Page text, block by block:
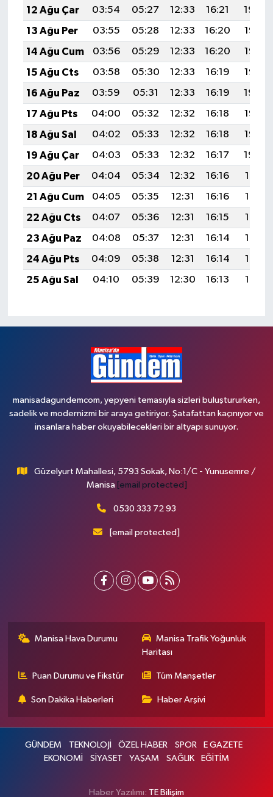
12 Ağu Çar
03:54 05:27 12:33 16:21
19:29
13 Ağu Per
03:55 05:28 12:33 16:20
19:28
14 Ağu Cum
03:56 05:29 12:33 16:20
19:27
15 Ağu Cts
03:58 05:30 12:33 16:19
19:26
16 Ağu Paz
03:59 05:31 12:33 16:19
19:24
17 Ağu Pts
04:00 05:32 12:32 16:18
19:23
18 Ağu Sal
04:02 05:33 12:32 16:18
19:22
19 Ağu Çar
04:03 05:33 12:32 16:17
19:20
20 Ağu Per
04:04 05:34 12:32 16:16
19:19
21 Ağu Cum
04:05 05:35 12:31 16:16
19:18
22 Ağu Cts
04:07 05:36 12:31 16:15
19:16
23 Ağu Paz
04:08 05:37 12:31 16:14
19:15
24 Ağu Pts
04:09 05:38 12:31 16:14
19:13
25 Ağu Sal
04:10 05:39 12:30 16:13 19:12
manisadagundemcom, yepyeni temasıyla sizleri buluştururken,
sadelik ve modernizmi bir araya getiriyor. Şatafattan kaçınıyor ve
insanlara haber okuyabilecekleri bir altyapı sunuyor.
Güzelyurt Mahallesi, 5793 Sokak, No:1/C - Yunusemre /
Manisa [email protected]
0530 333 72 93
[email protected]
Manisa Hava Durumu
Manisa Trafik Yoğunluk
Haritası
Puan Durumu ve Fikstür Tüm Manşetler
Son Dakika Haberleri Haber Arşivi
GÜNDEM TEKNOLOJİ ÖZEL HABER SPOR
E GAZETE
EKONOMİ
SİYASET YAŞAM SAĞLIK EĞİTİM
Haber Yazılımı: TE Bilişim